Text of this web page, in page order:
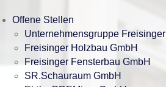
Offene Stellen
Unternehmensgruppe Freisinger
Freisinger Holzbau GmbH
Freisinger Fensterbau GmbH
SR.Schauraum GmbH